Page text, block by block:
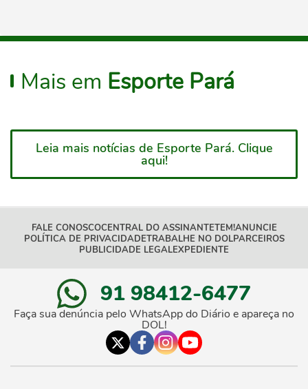
Mais em Esporte Pará
Leia mais notícias de Esporte Pará. Clique
aqui!
FALE CONOSCOCENTRAL DO ASSINANTETEM!ANUNCIE
POLÍTICA DE PRIVACIDADETRABALHE NO DOLPARCEIROS
PUBLICIDADE LEGALEXPEDIENTE
91 98412-6477
Faça sua denúncia pelo WhatsApp do Diário e apareça no
DOL!